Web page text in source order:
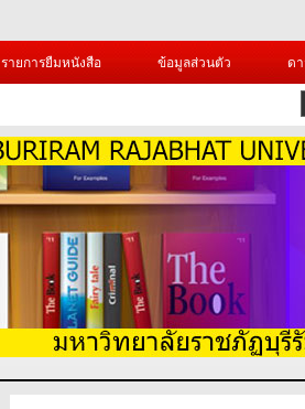
รายการยืมหนังสือ ข้อมูลส่วนตัว ด